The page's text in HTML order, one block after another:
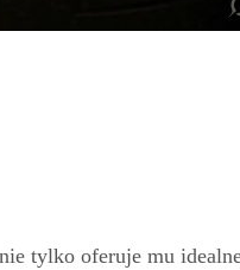
tylko oferuje mu